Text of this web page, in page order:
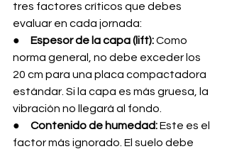
tres factores críticos que debes
evaluar en cada jornada:
● Espesor de la capa (lift): Como
norma general, no debe exceder los
20 cm para una placa compactadora
estándar. Si la capa es más gruesa, la
vibración no llegará al fondo.
● Contenido de humedad: Este es el
factor más ignorado. El suelo debe